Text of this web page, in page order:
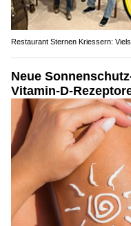
Restaurant Sternen Kriessern:
Neue
Vitamin-D-